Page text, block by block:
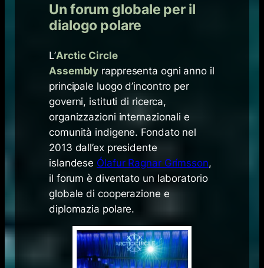
Un forum globale per il
dialogo polare
L’Arctic Circle
Assembly rappresenta ogni anno il
principale luogo d’incontro per
governi, istituti di ricerca,
organizzazioni internazionali e
comunità indigene. Fondato nel
2013 dall’ex presidente
islandese Ólafur Ragnar Grímsson,
il forum è diventato un laboratorio
globale di cooperazione e
diplomazia polare.